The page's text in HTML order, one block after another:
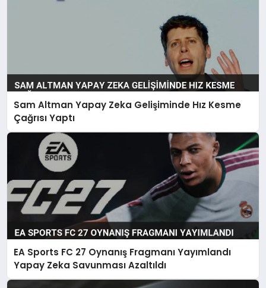
Sam Altman Yapay Zeka Gelişiminde Hız Kesme
Çağrısı Yaptı
EA Sports FC 27 Oynanış Fragmanı Yayımlandı
Yapay Zeka Savunması Azaltıldı